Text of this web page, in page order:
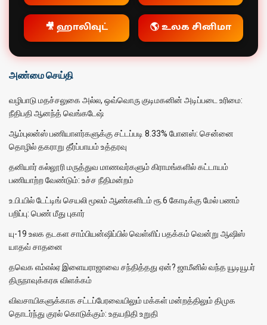
🎥 ஹாலிவுட் 🌎 உலக சினிமா
அண்மை செய்தி
வழிபாடு மதச்சலுகை அல்ல, ஒவ்வொரு குடிமகனின் அடிப்படை உரிமை:
நீதிபதி ஆனந்த் வெங்கடேஷ்
ஆம்புலன்ஸ் பணியாளர்களுக்கு சட்டப்படி 8.33% போனஸ்: சென்னை
தொழில் தகராறு தீர்ப்பாயம் உத்தரவு
தனியார் கல்லூரி மருத்துவ மாணவர்களும் கிராமங்களில் கட்டாயம்
பணியாற்ற வேண்டும்: உச்ச நீதிமன்றம்
உ.பி.யில் டேட்டிங் செயலி மூலம் ஆண்களிடம் ரூ.6 கோடிக்கு மேல் பணம்
பறிப்பு: பெண் மீது புகார்
யு-19 உலக தடகள சாம்பியன்ஷிப்பில் வெள்ளிப் பதக்கம் வென்று ஆஷிஸ்
யாதவ் சாதனை
தவெக எம்எல்ஏ இளையராஜாவை சந்தித்தது ஏன்? ஜாமீனில் வந்த யூடியூபர்
திருநாவுக்கரசு விளக்கம்
விவசாயிகளுக்காக சட்டப்பேரவையிலும் மக்கள் மன்றத்திலும் திமுக
தொடர்ந்து குரல் கொடுக்கும்: உதயநிதி உறுதி